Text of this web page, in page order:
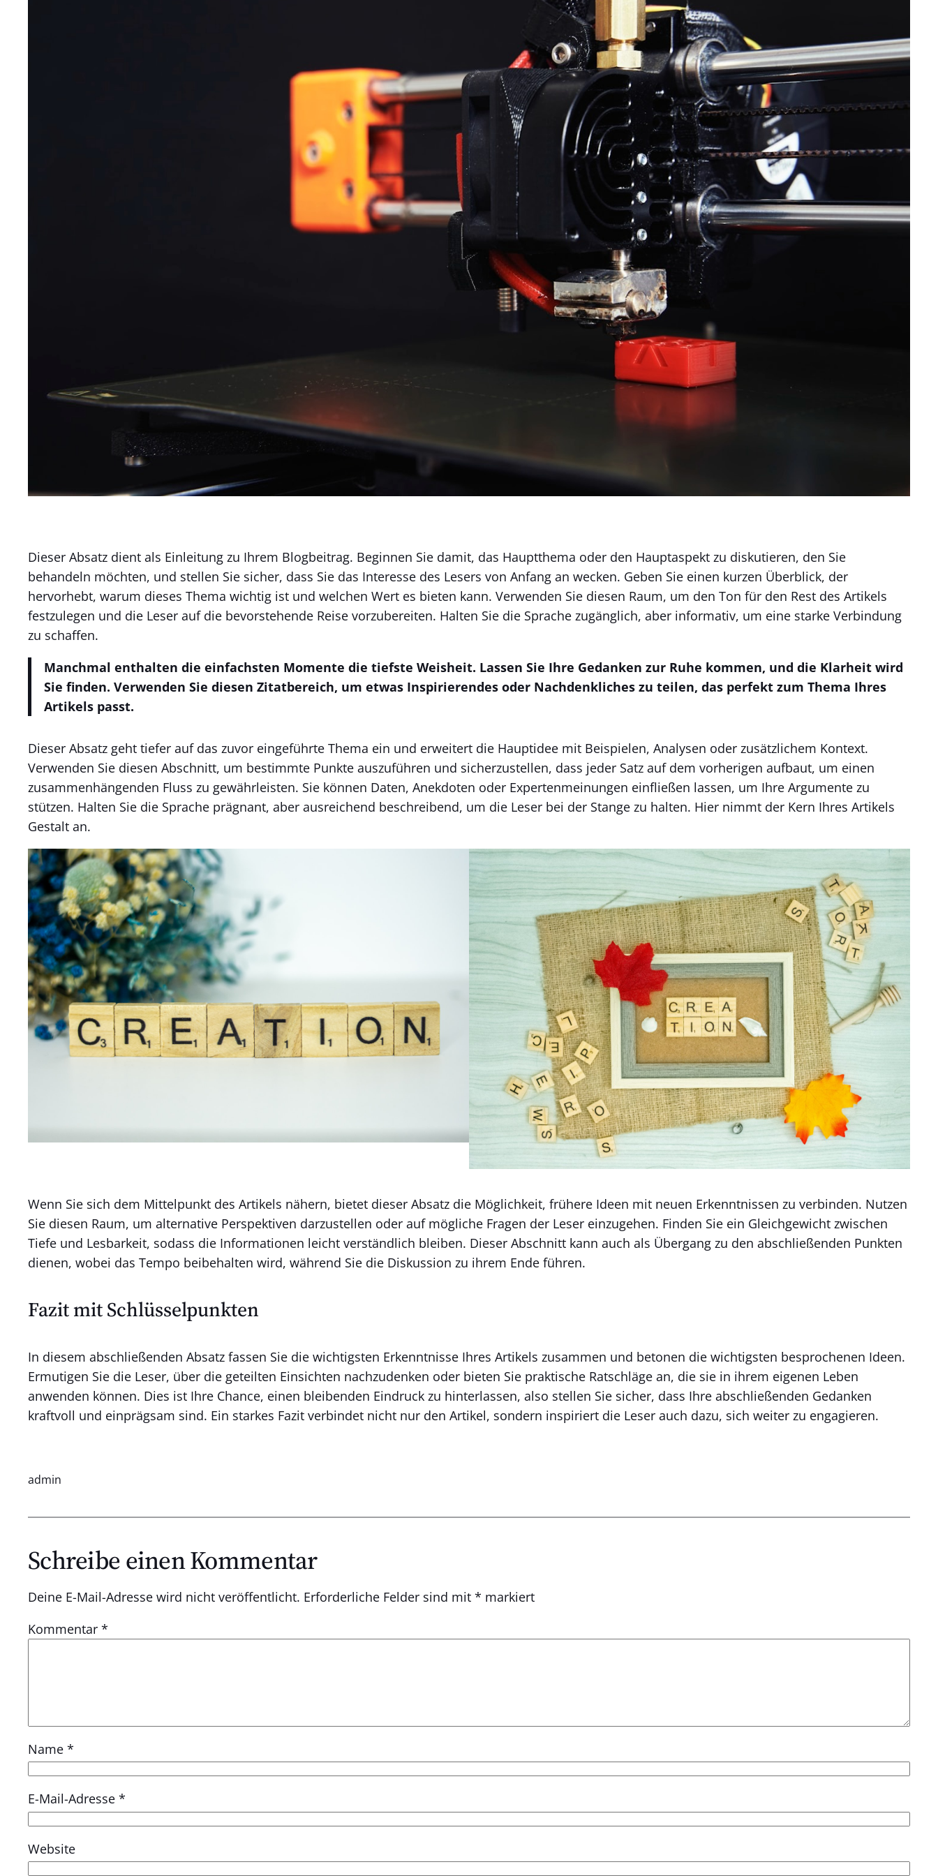
Dieser Absatz dient als Einleitung zu Ihrem Blogbeitrag. Beginnen Sie damit, das Hauptthema oder den Hauptaspekt zu diskutieren, den Sie
behandeln möchten, und stellen Sie sicher, dass Sie das Interesse des Lesers von Anfang an wecken. Geben Sie einen kurzen Überblick, der
hervorhebt, warum dieses Thema wichtig ist und welchen Wert es bieten kann. Verwenden Sie diesen Raum, um den Ton für den Rest des Artikels
festzulegen und die Leser auf die bevorstehende Reise vorzubereiten. Halten Sie die Sprache zugänglich, aber informativ, um eine starke Verbindung
zu schaffen.
Manchmal enthalten die einfachsten Momente die tiefste Weisheit. Lassen Sie Ihre Gedanken zur Ruhe kommen, und die Klarheit wird
Sie finden. Verwenden Sie diesen Zitatbereich, um etwas Inspirierendes oder Nachdenkliches zu teilen, das perfekt zum Thema Ihres
Artikels passt.
Dieser Absatz geht tiefer auf das zuvor eingeführte Thema ein und erweitert die Hauptidee mit Beispielen, Analysen oder zusätzlichem Kontext.
Verwenden Sie diesen Abschnitt, um bestimmte Punkte auszuführen und sicherzustellen, dass jeder Satz auf dem vorherigen aufbaut, um einen
zusammenhängenden Fluss zu gewährleisten. Sie können Daten, Anekdoten oder Expertenmeinungen einfließen lassen, um Ihre Argumente zu
stützen. Halten Sie die Sprache prägnant, aber ausreichend beschreibend, um die Leser bei der Stange zu halten. Hier nimmt der Kern Ihres Artikels
Gestalt an.
Wenn Sie sich dem Mittelpunkt des Artikels nähern, bietet dieser Absatz die Möglichkeit, frühere Ideen mit neuen Erkenntnissen zu verbinden. Nutzen
Sie diesen Raum, um alternative Perspektiven darzustellen oder auf mögliche Fragen der Leser einzugehen. Finden Sie ein Gleichgewicht zwischen
Tiefe und Lesbarkeit, sodass die Informationen leicht verständlich bleiben. Dieser Abschnitt kann auch als Übergang zu den abschließenden Punkten
dienen, wobei das Tempo beibehalten wird, während Sie die Diskussion zu ihrem Ende führen.
Fazit mit Schlüsselpunkten
In diesem abschließenden Absatz fassen Sie die wichtigsten Erkenntnisse Ihres Artikels zusammen und betonen die wichtigsten besprochenen Ideen.
Ermutigen Sie die Leser, über die geteilten Einsichten nachzudenken oder bieten Sie praktische Ratschläge an, die sie in ihrem eigenen Leben
anwenden können. Dies ist Ihre Chance, einen bleibenden Eindruck zu hinterlassen, also stellen Sie sicher, dass Ihre abschließenden Gedanken
kraftvoll und einprägsam sind. Ein starkes Fazit verbindet nicht nur den Artikel, sondern inspiriert die Leser auch dazu, sich weiter zu engagieren.
admin
Schreibe einen Kommentar
Deine E-Mail-Adresse wird nicht veröffentlicht. Erforderliche Felder sind mit * markiert
Kommentar *
Name *
E-Mail-Adresse *
Website